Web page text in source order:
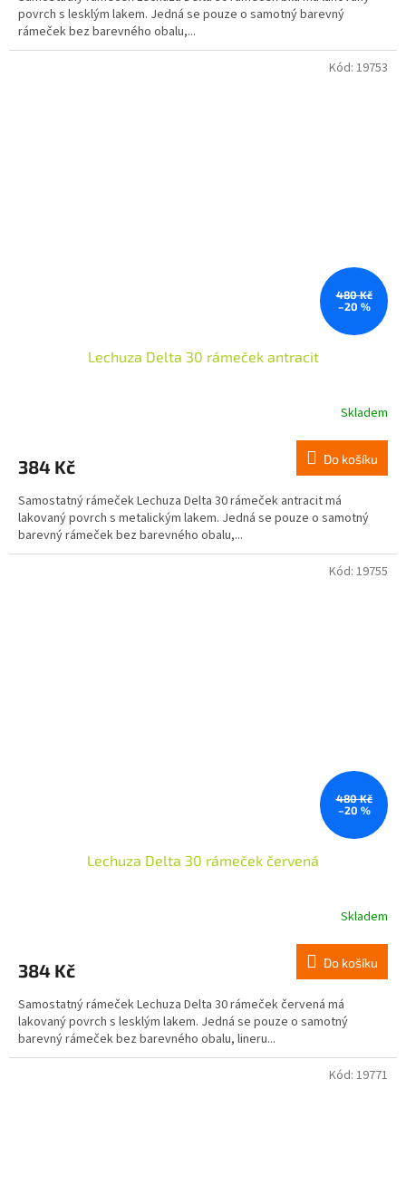
povrch s lesklým lakem. Jedná se pouze o samotný barevný
rámeček bez barevného obalu,...
480 Kč
–20 %
Lechuza Delta 30 rámeček antracit
Skladem
384 Kč Do košíku
Samostatný rámeček Lechuza Delta 30 rámeček antracit má
lakovaný povrch s metalickým lakem. Jedná se pouze o samotný
barevný rámeček bez barevného obalu,...
Kód: 19753
480 Kč
–20 %
Lechuza Delta 30 rámeček červená
Skladem
384 Kč Do košíku
Samostatný rámeček Lechuza Delta 30 rámeček červená má
lakovaný povrch s lesklým lakem. Jedná se pouze o samotný
barevný rámeček bez barevného obalu, lineru...
Kód: 19755
Kód: 19771